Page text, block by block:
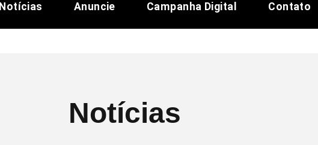
Notícias Anuncie Campanha Digital Contato
Notícias